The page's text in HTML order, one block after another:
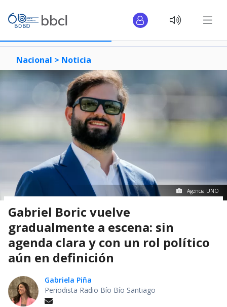
Nacional > Noticia
Agencia UNO
Gabriel Boric vuelve
gradualmente a escena: sin
agenda clara y con un rol político
aún en definición
Gabriela Piña
Periodista Radio Bío Bío Santiago